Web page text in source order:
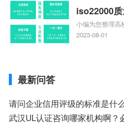
标准是什么相关
查看下方正文！
iso22000
向，质量管
小编为您整理高
就业前景及就业
2023-08-01
最新问答
请问企业信用评级的标准是什
武汉UL认证咨询哪家机构啊？